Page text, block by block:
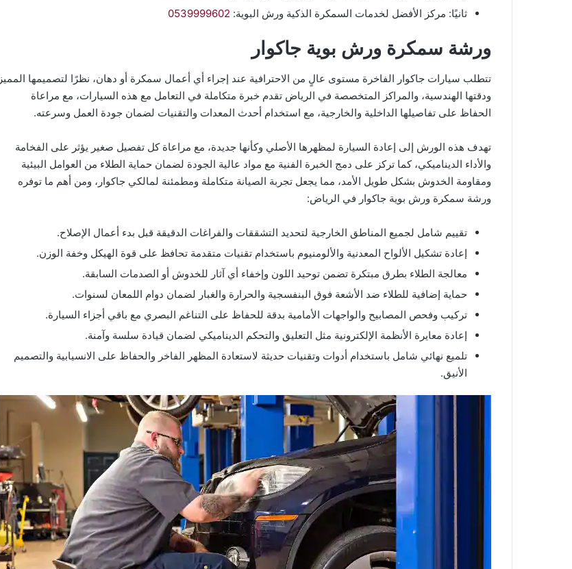
ثانيًا: مركز الأفضل لخدمات السمكرة الذكية ورش البوية: 0539999602
ورشة سمكرة ورش بوية جاكوار
تتطلب سيارات جاكوار الفاخرة مستوى عالٍ من الاحترافية عند إجراء أي أعمال سمكرة أو دهان، نظرًا لتصميمها المميز
ودقتها الهندسية، والمراكز المتخصصة في الرياض تقدم خبرة متكاملة في التعامل مع هذه السيارات، مع مراعاة
الحفاظ على تفاصيلها الداخلية والخارجية، مع استخدام أحدث المعدات والتقنيات لضمان جودة العمل وسرعته.
تهدف هذه الورش إلى إعادة السيارة لمظهرها الأصلي وكأنها جديدة، مع مراعاة كل تفصيل صغير يؤثر على الفخامة
والأداء الديناميكي، كما تركز على دمج الخبرة الفنية مع مواد عالية الجودة لضمان حماية الطلاء من العوامل البيئية
ومقاومة الخدوش بشكل طويل الأمد، مما يجعل تجربة الصيانة متكاملة ومطمئنة لمالكي جاكوار، ومن أهم ما توفره
ورشة سمكرة ورش بوية جاكوار في الرياض:
تقييم شامل لجميع المناطق الخارجية لتحديد التشققات والفراغات الدقيقة قبل بدء أعمال الإصلاح.
إعادة تشكيل الألواح المعدنية والألومنيوم باستخدام تقنيات متقدمة تحافظ على قوة الهيكل وخفة الوزن.
معالجة الطلاء بطرق مبتكرة تضمن توحيد اللون وإخفاء أي آثار للخدوش أو الصدمات السابقة.
حماية إضافية للطلاء ضد الأشعة فوق البنفسجية والحرارة والغبار لضمان دوام اللمعان لسنوات.
تركيب وفحص المصابيح والواجهات الأمامية بدقة للحفاظ على التناغم البصري مع باقي أجزاء السيارة.
إعادة معايرة الأنظمة الإلكترونية مثل التعليق والتحكم الديناميكي لضمان قيادة سلسة وآمنة.
تلميع نهائي شامل باستخدام أدوات وتقنيات حديثة لاستعادة المظهر الفاخر والحفاظ على الانسيابية والتصميم
الأنيق.